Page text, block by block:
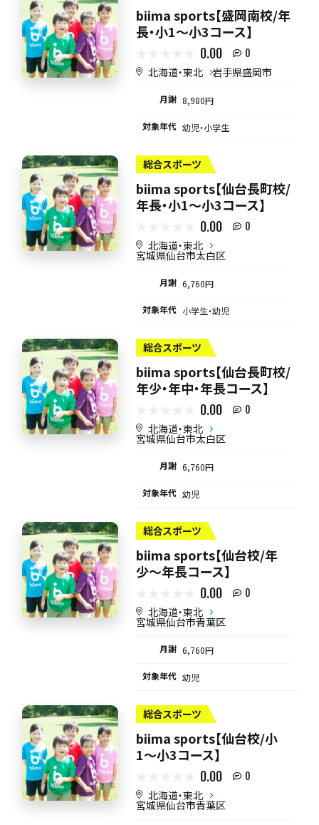
biima sports【盛岡南校/年
長・小1～小3コース】
0.00 0
北海道・東北 岩手県盛岡市
月謝 8,980円
対象年代 幼児・小学生
総合スポーツ
biima sports【仙台長町校/
年長・小1～小3コース】
0.00 0
北海道・東北
宮城県仙台市太白区
月謝 6,760円
対象年代 小学生・幼児
総合スポーツ
biima sports【仙台長町校/
年少・年中・年長コース】
0.00 0
北海道・東北
宮城県仙台市太白区
月謝 6,760円
対象年代 幼児
総合スポーツ
biima sports【仙台校/年
少〜年長コース】
0.00 0
北海道・東北
宮城県仙台市青葉区
月謝 6,760円
対象年代 幼児
総合スポーツ
biima sports【仙台校/小
1〜小3コース】
0.00 0
北海道・東北
宮城県仙台市青葉区